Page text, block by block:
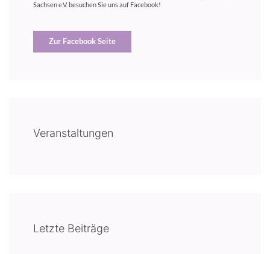
Sachsen e.V. besuchen Sie uns auf Facebook!
Zur Facebook Seite
Veranstaltungen
Letzte Beiträge